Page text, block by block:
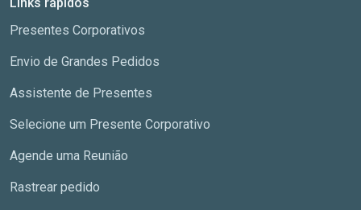
Presentes Corporativos
Envio de Grandes Pedidos
Assistente de Presentes
Selecione um Presente Corporativo
Agende uma Reunião
Rastrear pedido